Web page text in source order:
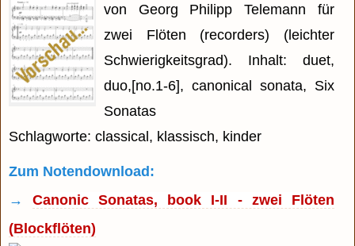
von Georg Philipp Telemann für
zwei Flöten (recorders) (leichter
Schwierigkeitsgrad). Inhalt: duet,
duo,[no.1-6], canonical sonata, Six
Sonatas
Schlagworte: classical, klassisch, kinder
Zum Notendownload:
→Canonic Sonatas, book I-II - zwei Flöten
(Blockflöten)